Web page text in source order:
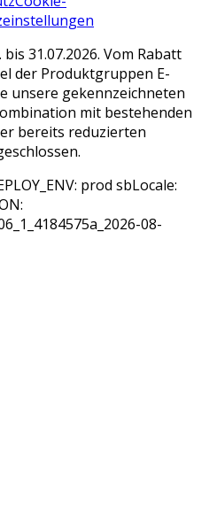
31.07.2026. Vom Rabatt
der Produktgruppen E-
unsere gekennzeichneten
mit bestehenden
bereits reduzierten
prod sbLocale:
08-